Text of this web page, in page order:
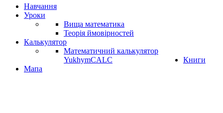
Навчання
Уроки
Вища математика
Теорія ймовірностей
Калькулятор
Математичний калькулятор
YukhymCALC
Книги
Мапа